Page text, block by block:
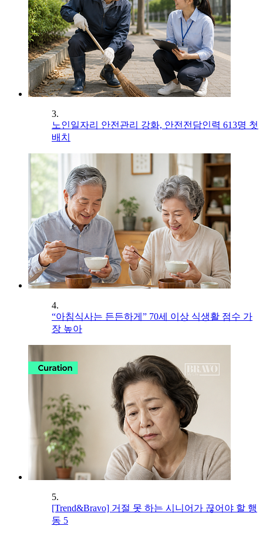
3.
노인일자리 안전관리 강화, 안전전담인력 613명 첫
배치
4.
“아침식사는 든든하게” 70세 이상 식생활 점수 가
장 높아
5.
[Trend&Bravo] 거절 못 하는 시니어가 끊어야 할 행
동 5